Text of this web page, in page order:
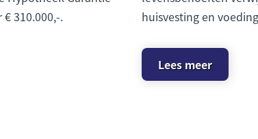
310.000,-.
huisvesting en
Lees meer